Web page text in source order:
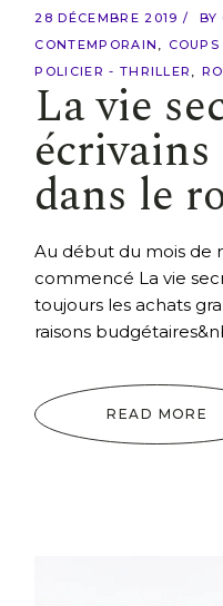
28 DÉCEMBRE 2019 BY
CONTEMPORAIN
POLICIER - THRILLER
La vie
dans le
Au début du mois de
commencé La vie
toujours les achats
raisons
READ MORE